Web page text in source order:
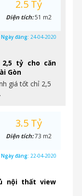
2,5 tỷ cho căn
Gòn
giá tốt chỉ 2,5
2.5 Tỷ
Diện tích:51 m2
Ngày đăng: 24-04-2020
nội thất view
3.5 Tỷ
Diện tích:73 m2
Ngày đăng: 22-04-2020